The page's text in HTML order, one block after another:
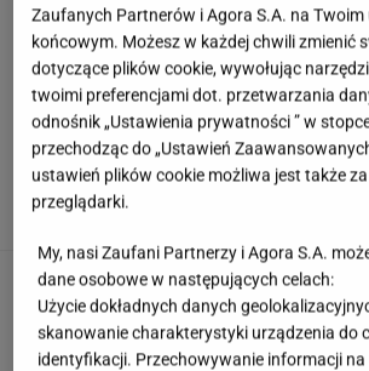
Europejski Bank Centralny
Nawrockiego i
Nie dostała
świetnych wyników.
KLAUDIA KIERZKOWSKA
Zaufanych Partnerów i Agora S.A. na Twoim
końcowym. Możesz w każdej chwili zmienić
dotyczące plików cookie, wywołując
twoimi preferencjami dot. przetwarzania
odnośnik „Ustawienia prywatności ” w
przechodząc do „Ustawień
ustawień plików cookie możliwa jest także
przeglądarki.
My, nasi Zaufani Partnerzy i Agora S.A.
dane osobowe w następujących celach:
Użycie dokładnych danych
skanowanie charakterystyki urządzenia do
identyfikacji. Przechowywanie informacji